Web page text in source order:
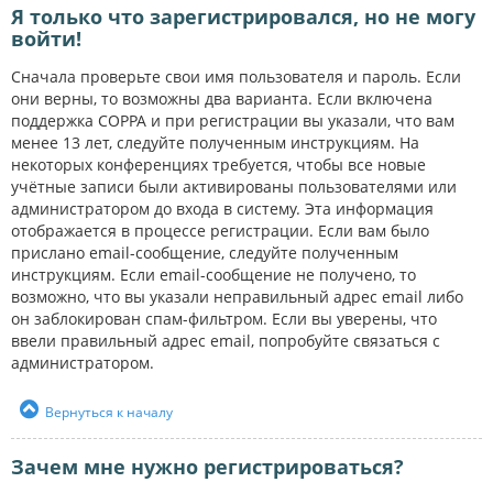
Я только что зарегистрировался, но не могу
войти!
Сначала проверьте свои имя пользователя и пароль. Если
они верны, то возможны два варианта. Если включена
поддержка COPPA и при регистрации вы указали, что вам
менее 13 лет, следуйте полученным инструкциям. На
некоторых конференциях требуется, чтобы все новые
учётные записи были активированы пользователями или
администратором до входа в систему. Эта информация
отображается в процессе регистрации. Если вам было
прислано email-сообщение, следуйте полученным
инструкциям. Если email-сообщение не получено, то
возможно, что вы указали неправильный адрес email либо
он заблокирован спам-фильтром. Если вы уверены, что
ввели правильный адрес email, попробуйте связаться с
администратором.
Вернуться к началу
Зачем мне нужно регистрироваться?